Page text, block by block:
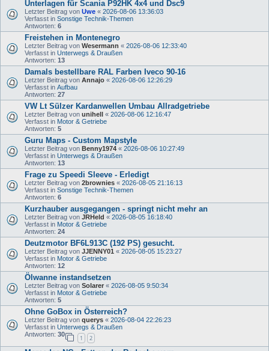
Unterlagen für Scania P92HK 4x4 und Dsc9
Letzter Beitrag von Uwe « 2026-08-06 13:36:03
Verfasst in Sonstige Technik-Themen
Antworten: 6
Freistehen in Montenegro
Letzter Beitrag von Wesermann « 2026-08-06 12:33:40
Verfasst in Unterwegs & Draußen
Antworten: 13
Damals bestellbare RAL Farben Iveco 90-16
Letzter Beitrag von Annajo « 2026-08-06 12:26:29
Verfasst in Aufbau
Antworten: 27
VW Lt Sülzer Kardanwellen Umbau Allradgetriebe
Letzter Beitrag von unihell « 2026-08-06 12:16:47
Verfasst in Motor & Getriebe
Antworten: 5
Guru Maps - Custom Mapstyle
Letzter Beitrag von Benny1974 « 2026-08-06 10:27:49
Verfasst in Unterwegs & Draußen
Antworten: 13
Frage zu Speedi Sleeve - Erledigt
Letzter Beitrag von 2brownies « 2026-08-05 21:16:13
Verfasst in Sonstige Technik-Themen
Antworten: 6
Kurzhauber ausgegangen - springt nicht mehr an
Letzter Beitrag von JRHeld « 2026-08-05 16:18:40
Verfasst in Motor & Getriebe
Antworten: 24
Deutzmotor BF6L913C (192 PS) gesucht.
Letzter Beitrag von JJENNY01 « 2026-08-05 15:23:27
Verfasst in Motor & Getriebe
Antworten: 12
Ölwanne instandsetzen
Letzter Beitrag von Solarer « 2026-08-05 9:50:34
Verfasst in Motor & Getriebe
Antworten: 5
Ohne GoBox in Österreich?
Letzter Beitrag von querys « 2026-08-04 22:26:23
Verfasst in Unterwegs & Draußen
Antworten: 30
1 2